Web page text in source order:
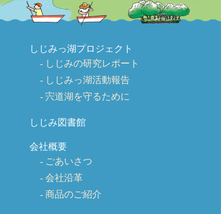
しじみっ湖プロジェクト
しじみの研究レポート
しじみっ湖活動報告
宍道湖を守るために
しじみ図書館
会社概要
ごあいさつ
会社沿革
商品のご紹介